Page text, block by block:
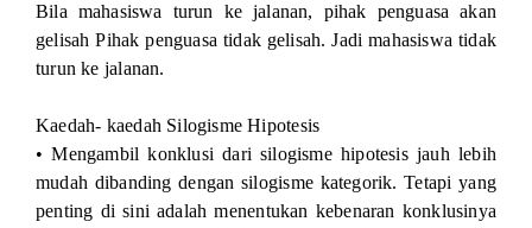
Bila mahasiswa turun ke jalanan, pihak penguasa akan
gelisah Pihak penguasa tidak gelisah. Jadi mahasiswa tidak
turun ke jalanan.
Kaedah- kaedah Silogisme Hipotesis
• Mengambil konklusi dari silogisme hipotesis jauh lebih
mudah dibanding dengan silogisme kategorik. Tetapi yang
penting di sini adalah menentukan kebenaran konklusinya